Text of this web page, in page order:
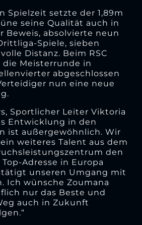
Spielzeit setzte der 1,89m
seine Qualität auch in
Beweis, absolvierte neun
Spiele, sieben
Distanz. Beim RSC
Meisterrunde in
abgeschlossen
nun eine neue
Sportlicher Leiter Viktoria
Entwicklung in den
ist außergewöhnlich. Wir
weiteres Talent aus dem
den
Adresse in Europa
unseren Umgang mit
Ich wünsche Zoumana
nur das Beste und
auch in Zukunft